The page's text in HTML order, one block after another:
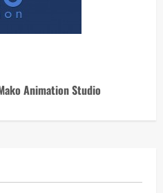
Animation Studio